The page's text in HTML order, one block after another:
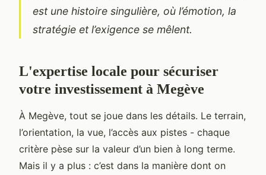
est une histoire singulière, où l’émotion, la
stratégie et l’exigence se mêlent.
L'expertise locale pour sécuriser
votre investissement à Megève
À Megève, tout se joue dans les détails. Le terrain,
l’orientation, la vue, l’accès aux pistes - chaque
critère pèse sur la valeur d’un bien à long terme.
Mais il y a plus : c’est dans la manière dont on